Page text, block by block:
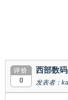
0
西部数
发表者：